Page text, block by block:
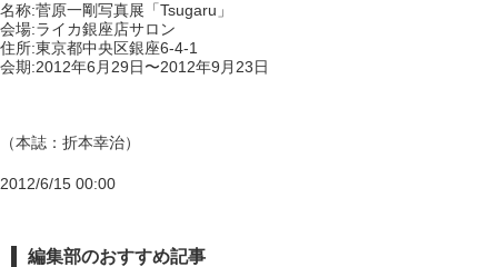
名称:菅原一剛写真展「Tsugaru」
会場:ライカ銀座店サロン
住所:東京都中央区銀座6-4-1
会期:2012年6月29日〜2012年9月23日
（本誌：折本幸治）
2012/6/15 00:00
編集部のおすすめ記事